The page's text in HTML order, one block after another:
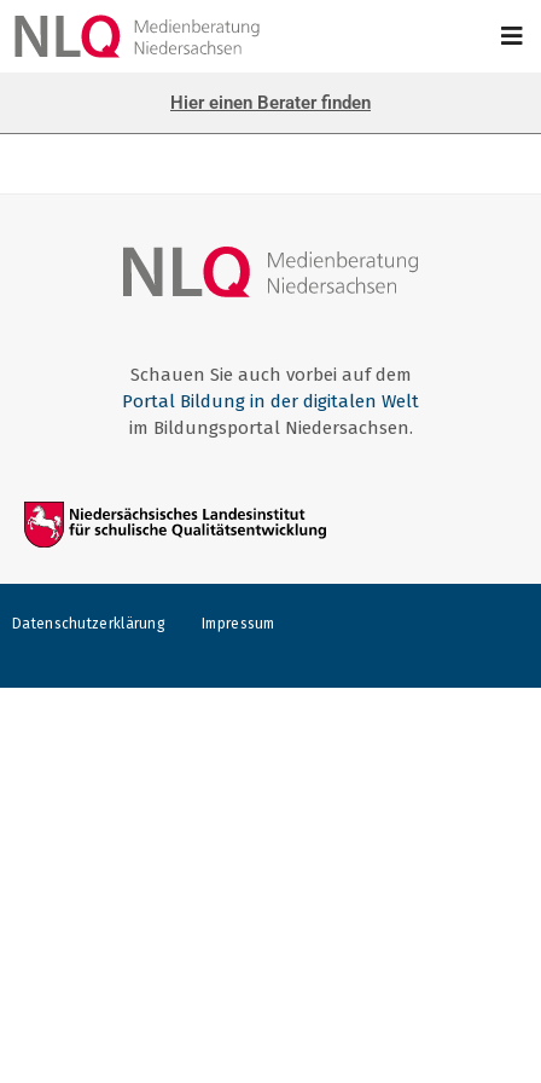
Hier einen Berater finden
Schauen Sie auch vorbei auf dem
Portal Bildung in der digitalen Welt
im Bildungsportal Niedersachsen.
Datenschutzerklärung Impressum